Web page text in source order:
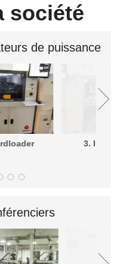
société
de puissance
3. Impression